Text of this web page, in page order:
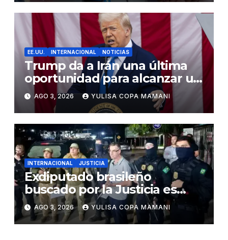
EE.UU. INTERNACIONAL NOTICIAS
Trump da a Irán una última
oportunidad para alcanzar un
acuerdo de paz
AGO 3, 2026 YULISA COPA MAMANI
INTERNACIONAL JUSTICIA
Exdiputado brasileño
buscado por la Justicia es
detenido en Bolivia
AGO 3, 2026 YULISA COPA MAMANI